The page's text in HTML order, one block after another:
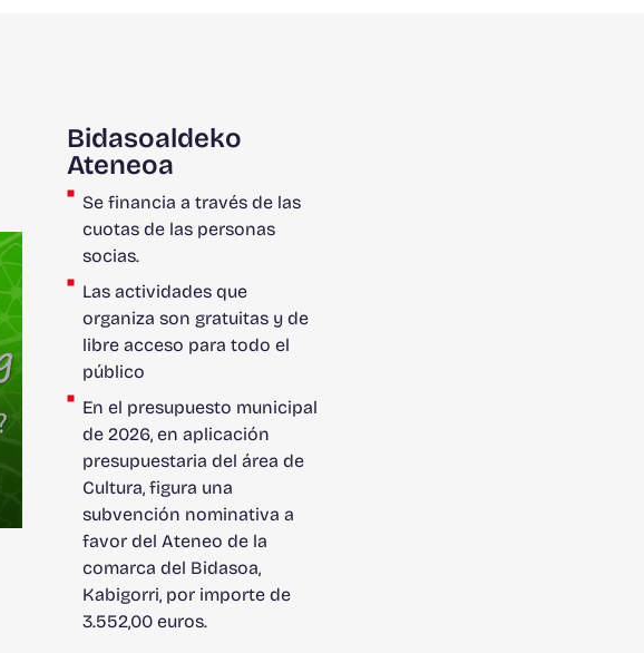
Bidasoaldeko
Ateneoa
Se financia a través de las
cuotas de las personas
socias.
Las actividades que
organiza son gratuitas y de
libre acceso para todo el
público
En el presupuesto municipal
de 2026, en aplicación
presupuestaria del área de
Cultura, figura una
subvención nominativa a
favor del Ateneo de la
comarca del Bidasoa,
Kabigorri, por importe de
3.552,00 euros.